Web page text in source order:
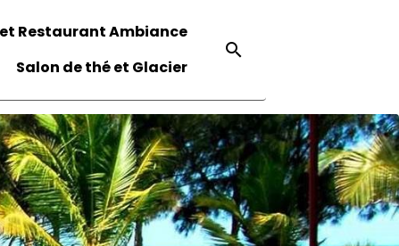
Restaurant Ambiance
Salon de thé et Glacier